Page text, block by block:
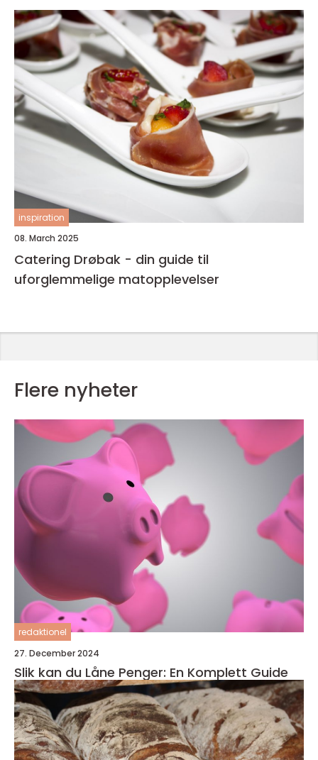
inspiration
08. March 2025
Catering Drøbak - din guide til
uforglemmelige matopplevelser
Flere nyheter
redaktionel
27. December 2024
Slik kan du Låne Penger: En Komplett Guide